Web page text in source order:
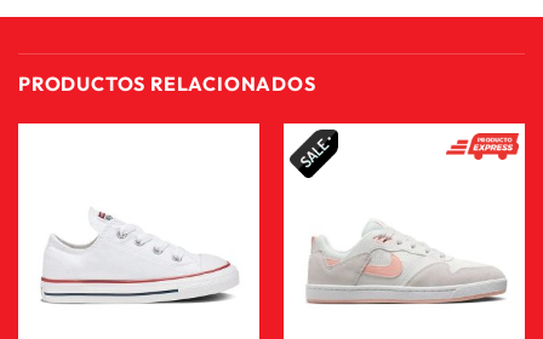
PRODUCTOS RELACIONADOS